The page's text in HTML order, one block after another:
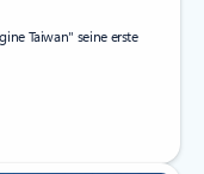
Taiwan" seine erste